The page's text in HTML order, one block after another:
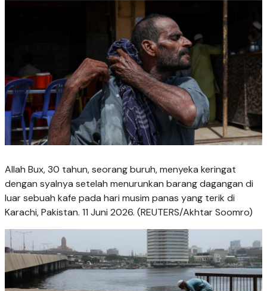
Allah Bux, 30 tahun, seorang buruh, menyeka keringat
dengan syalnya setelah menurunkan barang dagangan di
luar sebuah kafe pada hari musim panas yang terik di
Karachi, Pakistan. 11 Juni 2026. (REUTERS/Akhtar Soomro)